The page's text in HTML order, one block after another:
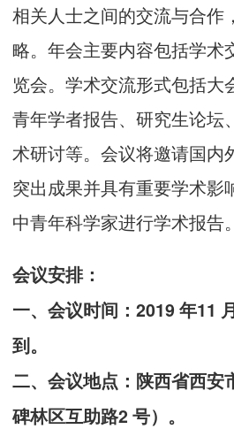
相关人士之间的交流与合作
略。年会主要内容包括学术
览会。学术交流形式包括大
青年学者报告、研究生论坛
术研讨等。会议将邀请国内
突出成果并具有重要学术影
中青年科学家进行学术报告。
会议安排：
一、会议时间：2019 年11
到。
二、会议地点：陕西省西安
碑林区互助路2 号）。